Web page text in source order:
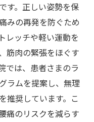
す。正しい姿勢を保
みの再発を防ぐため
レッチや軽い運動を
筋肉の緊張をほぐす
では、患者さまのラ
ラムを提案し、無理
推奨しています。こ
痛のリスクを減らす